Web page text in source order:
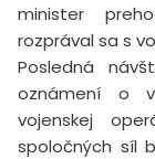
minister
rozprával sa s
Posledná
oznámení o
vojenskej
spoločných síl